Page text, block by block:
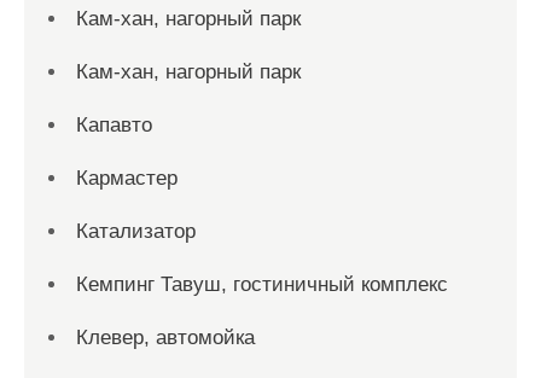
Кам-хан, нагорный парк
Кам-хан, нагорный парк
Капавто
Кармастер
Катализатор
Кемпинг Тавуш, гостиничный комплекс
Клевер, автомойка